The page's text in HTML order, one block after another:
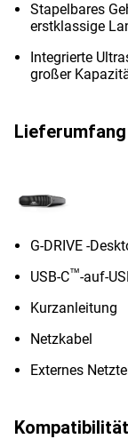
Stapelbares
erstklassige
Integrierte
großer
Lieferumfang
G-DRIVE -
USB-C™-auf-
Kurzanleitung
Netzkabel
Externes
Kompatibilität